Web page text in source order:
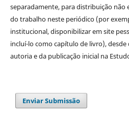
separadamente, para distribuição não
do trabalho neste periódico (por
institucional, disponibilizar em site
incluí-lo como capítulo de livro),
autoria e da publicação inicial na
Enviar Submissão